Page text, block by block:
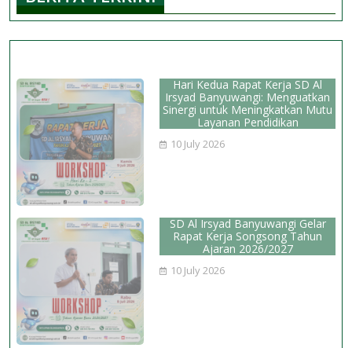
Qur’an
Sejak
Hari Kedua Rapat Kerja SD Al
Irsyad Banyuwangi: Menguatkan
Sinergi untuk Meningkatkan Mutu
Layanan Pendidikan
10 July 2026
SD Al Irsyad Banyuwangi Gelar
Rapat Kerja Songsong Tahun
Ajaran 2026/2027
10 July 2026